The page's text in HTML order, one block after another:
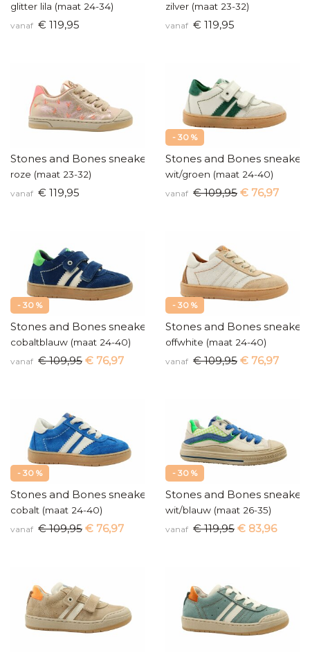
glitter lila (maat 24-34)
vanaf € 119,95
zilver (maat 23-32)
vanaf € 119,95
Stones and Bones sneakertjes
roze (maat 23-32)
vanaf € 119,95
- 30 %
Stones and Bones sneakers
wit/groen (maat 24-40)
vanaf € 109,95 € 76,97
- 30 %
Stones and Bones sneakers
cobaltblauw (maat 24-40)
vanaf € 109,95 € 76,97
- 30 %
Stones and Bones sneakers
offwhite (maat 24-40)
vanaf € 109,95 € 76,97
- 30 %
Stones and Bones sneakers
cobalt (maat 24-40)
vanaf € 109,95 € 76,97
- 30 %
Stones and Bones sneakers
wit/blauw (maat 26-35)
vanaf € 119,95 € 83,96